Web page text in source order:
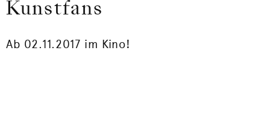
Kunstfans
Ab 02.11.2017 im Kino!